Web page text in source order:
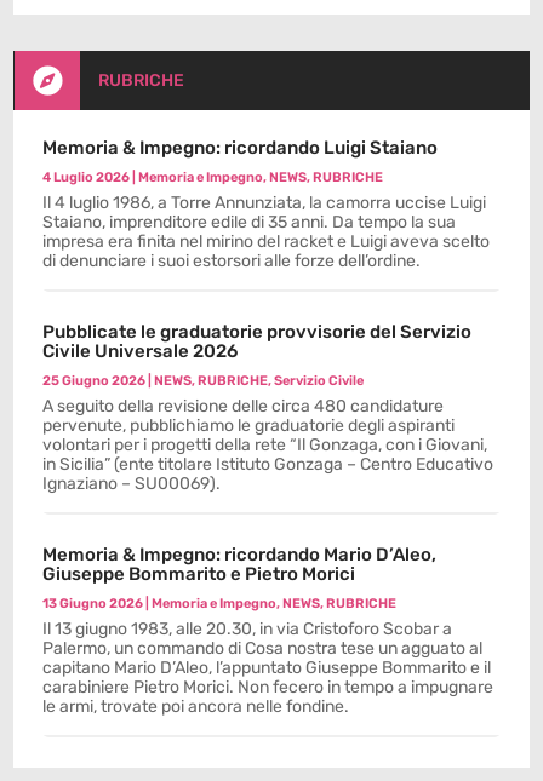
 RUBRICHE
Memoria & Impegno: ricordando Luigi Staiano
4 Luglio 2026 |Memoria e Impegno,NEWS,RUBRICHE
Il 4 luglio 1986, a Torre Annunziata, la camorra uccise Luigi
Staiano, imprenditore edile di 35 anni. Da tempo la sua
impresa era finita nel mirino del racket e Luigi aveva scelto
di denunciare i suoi estorsori alle forze dell’ordine.
Pubblicate le graduatorie provvisorie del Servizio
Civile Universale 2026
25 Giugno 2026 |NEWS,RUBRICHE,Servizio Civile
A seguito della revisione delle circa 480 candidature
pervenute, pubblichiamo le graduatorie degli aspiranti
volontari per i progetti della rete “Il Gonzaga, con i Giovani,
in Sicilia” (ente titolare Istituto Gonzaga – Centro Educativo
Ignaziano – SU00069).
Memoria & Impegno: ricordando Mario D’Aleo,
Giuseppe Bommarito e Pietro Morici
13 Giugno 2026 |Memoria e Impegno,NEWS,RUBRICHE
Il 13 giugno 1983, alle 20.30, in via Cristoforo Scobar a
Palermo, un commando di Cosa nostra tese un agguato al
capitano Mario D’Aleo, l’appuntato Giuseppe Bommarito e il
carabiniere Pietro Morici. Non fecero in tempo a impugnare
le armi, trovate poi ancora nelle fondine.